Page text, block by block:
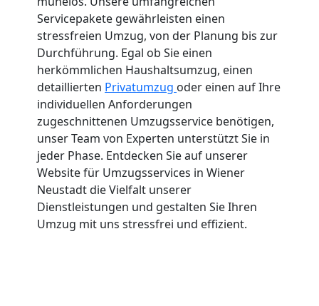
Servicepakete gewährleisten einen
stressfreien Umzug, von der Planung bis zur
Durchführung. Egal ob Sie einen
herkömmlichen Haushaltsumzug, einen
detaillierten Privatumzug oder einen auf Ihre
individuellen Anforderungen
zugeschnittenen Umzugsservice benötigen,
unser Team von Experten unterstützt Sie in
jeder Phase. Entdecken Sie auf unserer
Website für Umzugsservices in Wiener
Neustadt die Vielfalt unserer
Dienstleistungen und gestalten Sie Ihren
Umzug mit uns stressfrei und effizient.